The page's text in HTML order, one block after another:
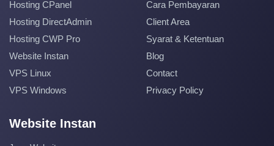
Hosting CPanel
Hosting DirectAdmin
Hosting CWP Pro
Website Instan
VPS Linux
VPS Windows
Cara Pembayaran
Client Area
Syarat & Ketentuan
Blog
Contact
Privacy Policy
Website Instan